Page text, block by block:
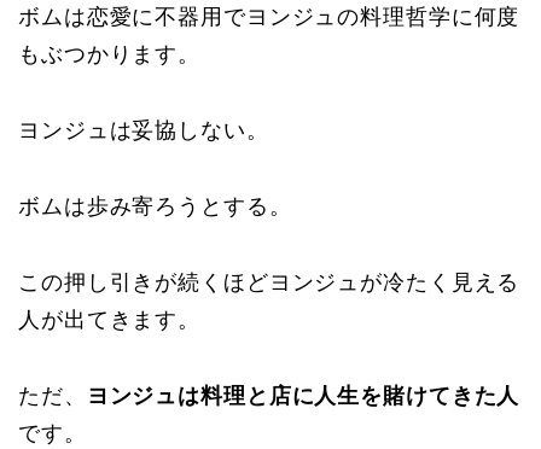
ボムは恋愛に不器用でヨンジュの料理哲学に何度
もぶつかります。
ヨンジュは妥協しない。
ボムは歩み寄ろうとする。
この押し引きが続くほどヨンジュが冷たく見える
人が出てきます。
ただ、
ヨンジュは料理と店に人生を賭けてきた人
です。